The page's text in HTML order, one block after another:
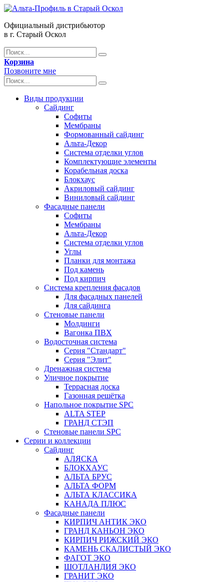
Официальный дистрибьютор
в г. Старый Оскол
Корзина
Позвоните мне
Виды продукции
Сайдинг
Софиты
Мембраны
Формованный сайдинг
Альта-Декор
Система отделки углов
Комплектующие элементы
Корабельная доска
Блокхаус
Акриловый сайдинг
Виниловый сайдинг
Фасадные панели
Софиты
Мембраны
Альта-Декор
Система отделки углов
Углы
Планки для монтажа
Под камень
Под кирпич
Система крепления фасадов
Для фасадных панелей
Для сайдинга
Стеновые панели
Молдинги
Вагонка ПВХ
Водосточная система
Серия "Стандарт"
Серия "Элит"
Дренажная система
Уличное покрытие
Террасная доска
Газонная решётка
Напольное покрытие SPC
ALTA STEP
ГРАНД СТЭП
Стеновые панели SPC
Серии и коллекции
Сайдинг
АЛЯСКА
БЛОКХАУС
АЛЬТА БРУС
АЛЬТА ФОРМ
АЛЬТА КЛАССИКА
КАНАДА ПЛЮС
Фасадные панели
КИРПИЧ АНТИК ЭКО
ГРАНД КАНЬОН ЭКО
КИРПИЧ РИЖСКИЙ ЭКО
КАМЕНЬ СКАЛИСТЫЙ ЭКО
ФАГОТ ЭКО
ШОТЛАНДИЯ ЭКО
ГРАНИТ ЭКО